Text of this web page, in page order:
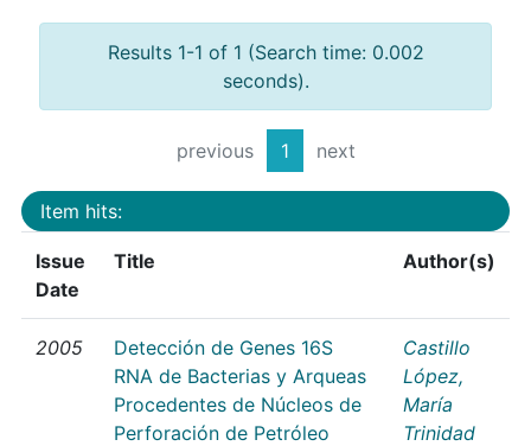
Results 1-1 of 1 (Search time: 0.002
seconds).
previous 1 next
Item hits:
Issue
Date
Title Author(s)
2005
Detección de Genes 16S
RNA de Bacterias y Arqueas
Procedentes de Núcleos de
Perforación de Petróleo
Castillo
López,
María
Trinidad